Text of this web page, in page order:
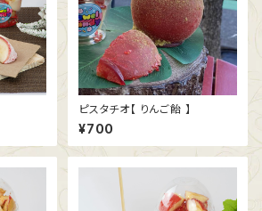
ピスタチオ【 りんご飴 】
¥700